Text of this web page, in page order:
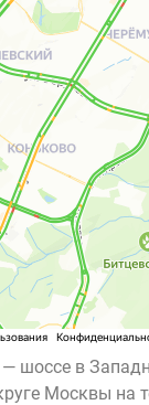
— шоссе в
Москвы на